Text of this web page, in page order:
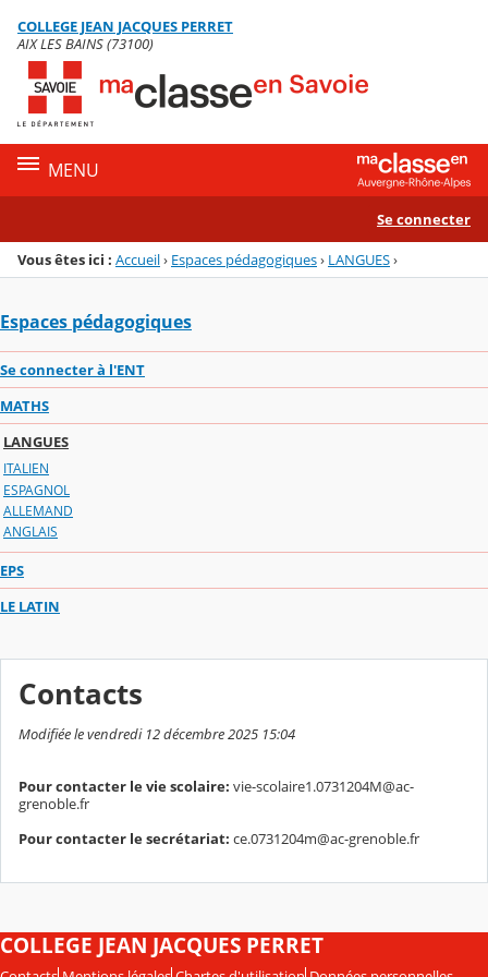
Menu de la rubrique
Contenu
COLLEGE JEAN JACQUES PERRET
AIX LES BAINS (73100)
MENU
Se connecter
Vous êtes ici : Accueil› Espaces pédagogiques› LANGUES›
Espaces pédagogiques
Se connecter à l'ENT
MATHS
LANGUES
ITALIEN
ESPAGNOL
ALLEMAND
ANGLAIS
EPS
LE LATIN
Contacts
Modifiée le vendredi 12 décembre 2025 15:04
Pour contacter le vie scolaire: vie-scolaire1.0731204M@ac-
grenoble.fr
Pour contacter le secrétariat: ce.0731204m@ac-grenoble.fr
COLLEGE JEAN JACQUES PERRET